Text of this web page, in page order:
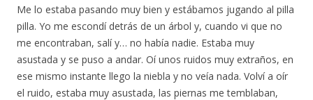
Me lo estaba pasando muy bien y estábamos jugando al pilla
pilla. Yo me escondí detrás de un árbol y, cuando vi que no
me encontraban, salí y… no había nadie. Estaba muy
asustada y se puso a andar. Oí unos ruidos muy extraños, en
ese mismo instante llego la niebla y no veía nada. Volví a oír
el ruido, estaba muy asustada, las piernas me temblaban,